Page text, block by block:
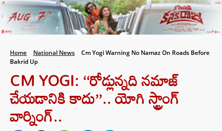
Home National News
Cm Yogi Warning No Namaz On Roads Before
Bakrid Up
CM YOGI: ‘‘రోడ్లున్నది నమాజ్
చేయడానికి కాదు’’.. యోగి స్ట్రాంగ్
వార్నింగ్..